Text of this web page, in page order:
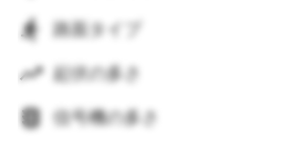
路面タイプ
起伏の多さ
信号機の多さ